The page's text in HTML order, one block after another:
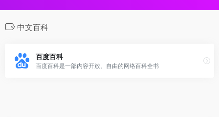
中文百科
百度百科
百度百科是一部内容开放、自由的网络百科全书